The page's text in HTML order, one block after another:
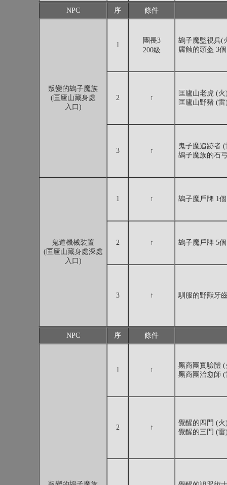
NPC 序 條件
叛變的鴣子魔族
(匡廬山藏身處
入口)
1
團長3
200級
鴣子魔監視兵(
腐蝕的頭盔 3個
2 ↑
匡廬山老虎 (火
匡廬山野豬 (雷
3 ↑
鬼子魔追跡者 (
鴣子魔族的石
鬼道機械裝置
(匡廬山藏身處深處
入口)
1 ↑ 鴣子魔戶牌 1個
2 ↑ 鴣子魔戶牌 5個
3 ↑ 馴服的野獸牙
NPC 序 條件
1 ↑
黑商團實驗體 (
黑商團治愈師 (
2 ↑
覺醒的四門 (火
覺醒的三門 (雷